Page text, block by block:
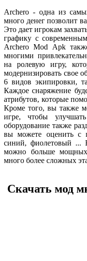
Archero - одна из
много денег позволит
Это дает игрокам
графику с
Archero Mod Apk
многими
на ролевую игру,
модернизировать свое
6 видов экипировки,
Каждое снаряжение
атрибутов, которые
Кроме того, вы также
игре, чтобы
оборудование также
вы можете оценить с
синий, фиолетовый ...
можно больше мощных
много более сложных
Скачать мод